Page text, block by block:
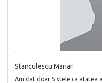
Stanculescu Marian
Am dat doar 5 stele ca atatea